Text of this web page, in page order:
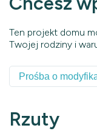
Ten projekt domu
Twojej rodziny i
Prośba o
Rzuty